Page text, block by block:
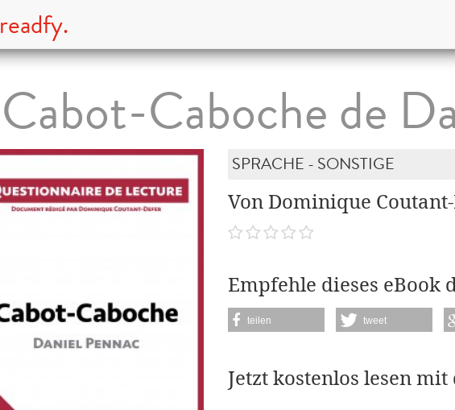
readfy.
Cabot-Caboche de
SPRACHE - SONSTIGE
Von Dominique
Empfehle dieses eBook
teilen tweet
Jetzt kostenlos lesen